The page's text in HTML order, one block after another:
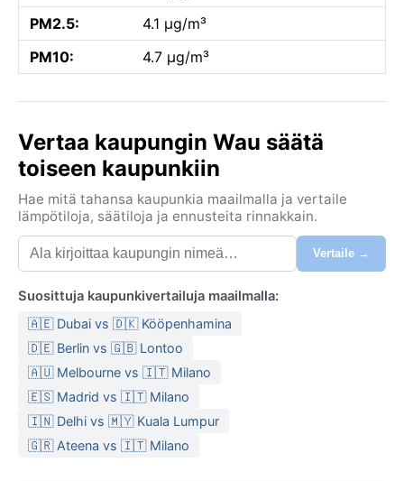
PM2.5:
4.1 µg/m³
PM10:
4.7 µg/m³
Vertaa kaupungin Wau säätä
toiseen kaupunkiin
Hae mitä tahansa kaupunkia maailmalla ja vertaile
lämpötiloja, säätiloja ja ennusteita rinnakkain.
Vertaile →
Suosittuja kaupunkivertailuja maailmalla:
🇦🇪 Dubai vs 🇩🇰 Kööpenhamina
🇩🇪 Berlin vs 🇬🇧 Lontoo
🇦🇺 Melbourne vs 🇮🇹 Milano
🇪🇸 Madrid vs 🇮🇹 Milano
🇮🇳 Delhi vs 🇲🇾 Kuala Lumpur
🇬🇷 Ateena vs 🇮🇹 Milano